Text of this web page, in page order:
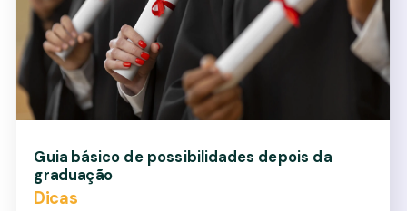
Guia básico de possibilidades depois da
graduação
Dicas